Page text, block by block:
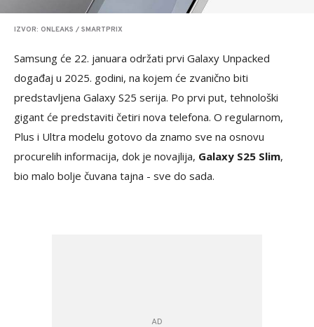
IZVOR: ONLEAKS / SMARTPRIX
Samsung će 22. januara održati prvi Galaxy Unpacked
događaj u 2025. godini, na kojem će zvanično biti
predstavljena Galaxy S25 serija. Po prvi put, tehnološki
gigant će predstaviti četiri nova telefona. O regularnom,
Plus i Ultra modelu gotovo da znamo sve na osnovu
procurelih informacija, dok je novajlija, Galaxy S25 Slim,
bio malo bolje čuvana tajna - sve do sada.